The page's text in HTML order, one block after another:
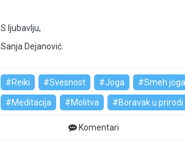
S ljubavlju,
Sanja Dejanović.
#Reiki #Svesnost #Joga #Smeh joga
#Meditacija #Molitva #Boravak u prirodi
Komentari